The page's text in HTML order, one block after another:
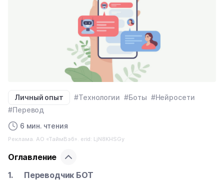
Личный опыт #Технологии #Боты #Нейросети
#Перевод
6 мин. чтения
Реклама. АО «ТаймВэб». erid: LjN8KHSGy
Оглавление
Переводчик БОТ